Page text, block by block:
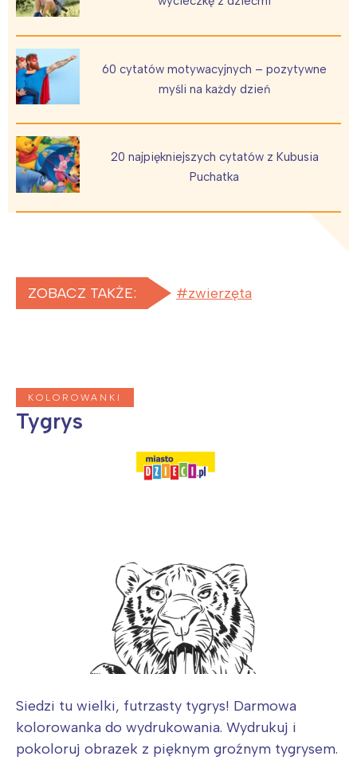
60 cytatów motywacyjnych – pozytywne
myśli na każdy dzień
20 najpiękniejszych cytatów z Kubusia
Puchatka
ZOBACZ TAKŻE: zwierzęta
KOLOROWANKI
Tygrys
Siedzi tu wielki, futrzasty tygrys! Darmowa
kolorowanka do wydrukowania. Wydrukuj i
pokoloruj obrazek z pięknym groźnym tygrysem.
Interesują mnie wydarzenia z
tego regionu:
Łódź
Trójmiasto
Kraków